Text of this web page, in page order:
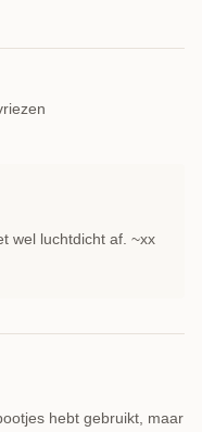
wel luchtdicht af. ~xx
hebt gebruikt, maar